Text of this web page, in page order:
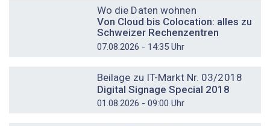
Wo die Daten wohnen
Von Cloud bis Colocation: alles zu
Schweizer Rechenzentren
07.08.2026 - 14:35 Uhr
Beilage zu IT-Markt Nr. 03/2018
Digital Signage Special 2018
01.08.2026 - 09:00 Uhr